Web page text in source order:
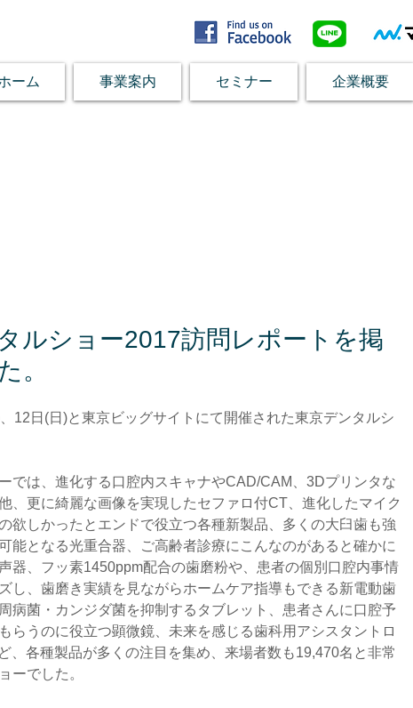
ーム 事業案内 セミナー 企業概要
ルショー2017訪問レポートを掲
。
12日(日)と東京ビッグサイトにて開催された東京デンタルシ
では、進化する口腔内スキャナやCAD/CAM、3Dプリンタな
、更に綺麗な画像を実現したセファロ付CT、進化したマイク
欲しかったとエンドで役立つ各種新製品、多くの大臼歯も強
能となる光重合器、ご高齢者診療にこんなのがあると確かに
器、フッ素1450ppm配合の歯磨粉や、患者の個別口腔内事情
し、歯磨き実績を見ながらホームケア指導もできる新電動歯
病菌・カンジダ菌を抑制するタブレット、患者さんに口腔予
らうのに役立つ顕微鏡、未来を感じる歯科用アシスタントロ
、各種製品が多くの注目を集め、来場者数も19,470名と非常
ーでした。